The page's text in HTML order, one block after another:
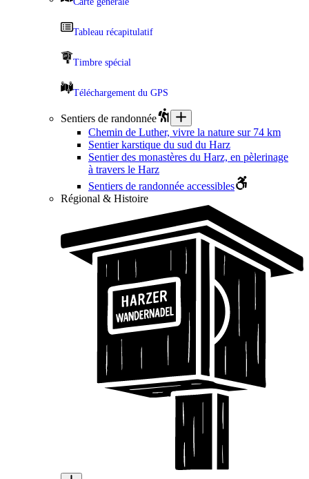
Tableau récapitulatif
Timbre spécial
Téléchargement du GPS
Sentiers de randonnée
Chemin de Luther, vivre la nature sur 74 km
Sentier karstique du sud du Harz
Sentier des monastères du Harz, en pèlerinage
à travers le Harz
Sentiers de randonnée accessibles
Régional & Histoire